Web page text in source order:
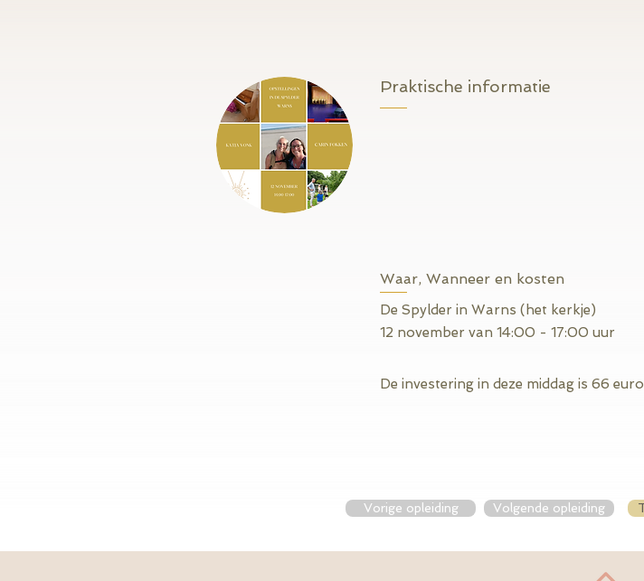
Praktische informatie
Waar, Wanneer en kosten
De Spylder in Warns (het kerkje)
12 november van 14:00 - 17:00 uur
De investering in deze middag is 66
Vorige opleiding Volgende opleiding